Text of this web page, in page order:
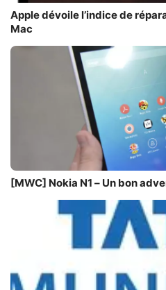
Apple dévoile l’indice de
Mac
[MWC] Nokia N1 – Un bon